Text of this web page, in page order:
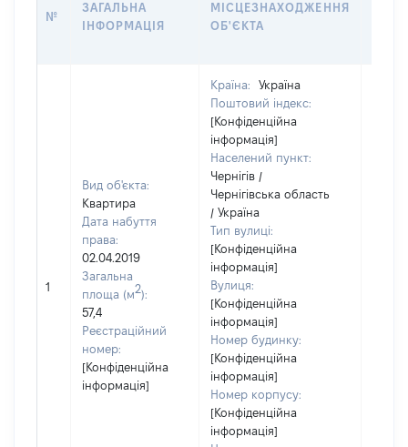
№
ЗАГАЛЬНА
ІНФОРМАЦІЯ
МІСЦЕЗНАХОДЖЕННЯ
ОБ'ЄКТА
1
Вид об'єкта:
Квартира
Дата набуття
права:
02.04.2019
Загальна
площа (м2):
57,4
Реєстраційний
номер:
[Конфіденційна
інформація]
Країна:
Україна
Поштовий індекс:
[Конфіденційна
інформація]
Населений пункт:
Чернігів /
Чернігівська область
/ Україна
Тип вулиці:
[Конфіденційна
інформація]
Вулиця:
[Конфіденційна
інформація]
Номер будинку:
[Конфіденційна
інформація]
Номер корпусу:
[Конфіденційна
інформація]